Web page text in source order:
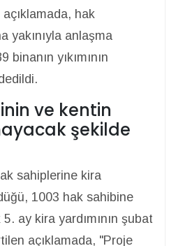
açıklamada, hak
yakınıyla anlaşma
yıkımının
ve kentin
şekilde
sahiplerine kira
1003 hak sahibine
ay kira yardımının şubat
açıklamada, "Proje